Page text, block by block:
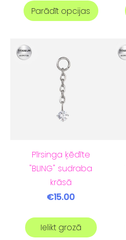
Parādīt opcijas
Pīrsinga ķēdīte
"BLING" sudraba
krāsā
€15.00
Ielikt grozā